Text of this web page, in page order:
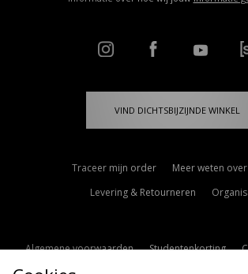
VIND DICHTSBIJZIJNDE WINKEL
Traceer mijn order
Meer weten
Levering & Retourneren
Algemene voorwaarden Studentenkorting